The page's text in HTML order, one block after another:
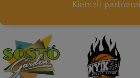
Kiemelt